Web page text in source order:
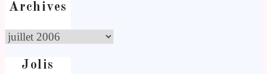
Archives
Jolis